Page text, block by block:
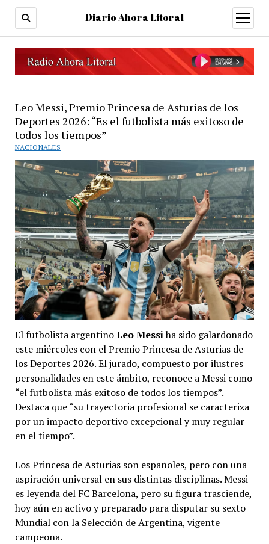
Diario Ahora Litoral
open
menu
Leo Messi, Premio Princesa de Asturias de los
Deportes 2026: “Es el futbolista más exitoso de
todos los tiempos”
NACIONALES
El futbolista argentinoLeo Messiha sido galardonado
este miércoles con el Premio Princesa de Asturias de
los Deportes 2026. El jurado, compuesto por ilustres
personalidades en este ámbito, reconoce a Messi como
“el futbolista más exitoso de todos los tiempos”.
Destaca que “su trayectoria profesional se caracteriza
por un impacto deportivo excepcional y muy regular
en el tiempo”.
Los Princesa de Asturias son españoles, pero con una
aspiración universal en sus distintas disciplinas. Messi
es leyenda del FC Barcelona, pero su figura trasciende,
hoy aún en activo y preparado para disputar su sexto
Mundial con la Selección de Argentina, vigente
campeona.